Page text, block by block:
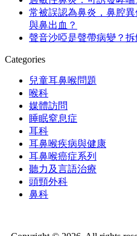
常被誤認為鼻炎，鼻腔
與鼻出血？
聲音沙啞是聲帶病變？
Categories
兒童耳鼻喉問題
喉科
媒體訪問
睡眠窒息症
耳科
耳鼻喉疾病與健康
耳鼻喉癌症系列
聽力及言語治療
頭頸外科
鼻科